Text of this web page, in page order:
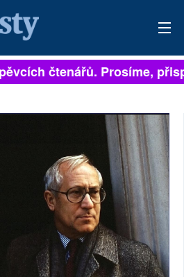
čtenářů. Prosíme,